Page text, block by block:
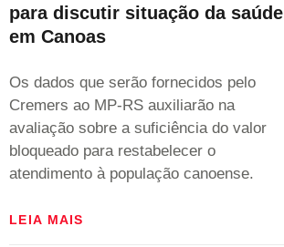
para discutir situação da saúde
em Canoas
Os dados que serão fornecidos pelo
Cremers ao MP-RS auxiliarão na
avaliação sobre a suficiência do valor
bloqueado para restabelecer o
atendimento à população canoense.
LEIA MAIS